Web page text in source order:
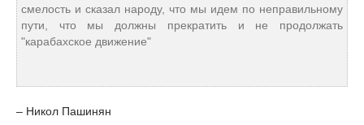
смелость и сказал народу, что мы идем по неправильному
пути, что мы должны прекратить и не продолжать
"карабахское движение"
– Никол Пашинян